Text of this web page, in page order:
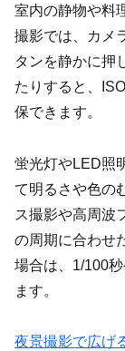
室内の静物や料
撮影では、カメ
タンを静かに押
たりすると、
保できます。
蛍光灯やLED照
て明るさや色の
ス撮影や高周波
の周期に合わせ
場合は、1/100
ます。
夜景撮影で広げ